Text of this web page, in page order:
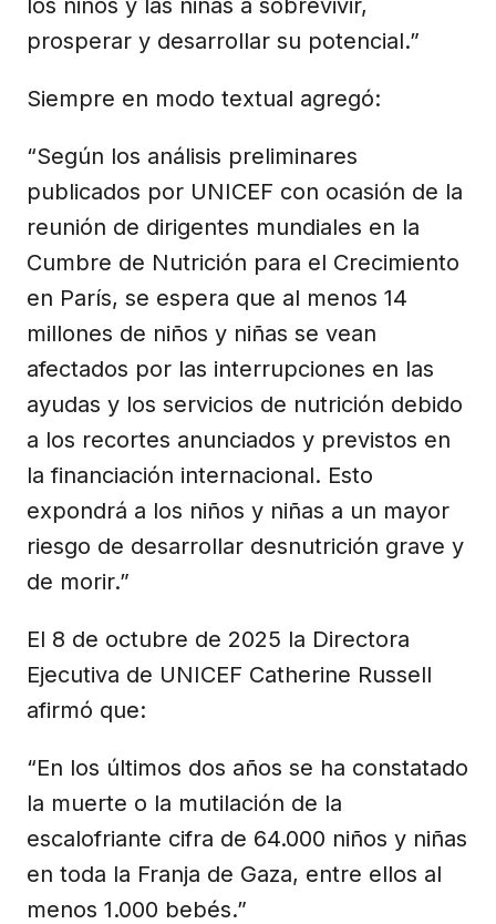
los niños y las niñas a sobrevivir,
prosperar y desarrollar su potencial.”
Siempre en modo textual agregó:
“Según los análisis preliminares
publicados por UNICEF con ocasión de la
reunión de dirigentes mundiales en la
Cumbre de Nutrición para el Crecimiento
en París, se espera que al menos 14
millones de niños y niñas se vean
afectados por las interrupciones en las
ayudas y los servicios de nutrición debido
a los recortes anunciados y previstos en
la financiación internacional. Esto
expondrá a los niños y niñas a un mayor
riesgo de desarrollar desnutrición grave y
de morir.”
El 8 de octubre de 2025 la Directora
Ejecutiva de UNICEF Catherine Russell
afirmó que:
“En los últimos dos años se ha constatado
la muerte o la mutilación de la
escalofriante cifra de 64.000 niños y niñas
en toda la Franja de Gaza, entre ellos al
menos 1.000 bebés.”